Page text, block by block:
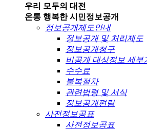
우리 모두의 대전
온통 행복한 시민정보공개
정보공개제도안내
정보공개 및 처리제도
정보공개청구
비공개 대상정보 세부
수수료
불복절차
관련법령 및 서식
정보공개편람
사전정보공표
사전정보공표